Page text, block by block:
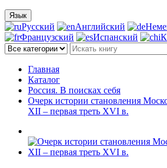
Язык
Русский Английский
Французский
Испанский
Главная
Каталог
Россия. В поисках себя
Очерк истории становления
XII – первая треть XVI в.